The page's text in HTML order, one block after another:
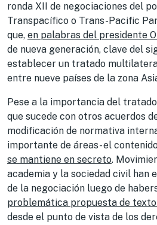
ronda XII de negociaciones del
Transpacífico o Trans-Pacific
que, en palabras del presidente
de nueva generación, clave del
establecer un tratado
entre nueve países de la zona
Pese a la importancia del
que sucede con otros acuerdos
modificación de normativa
importante de áreas- el
se mantiene en secreto.
academia y la sociedad civil han
de la negociación luego de
problemática propuesta de
desde el punto de vista de los